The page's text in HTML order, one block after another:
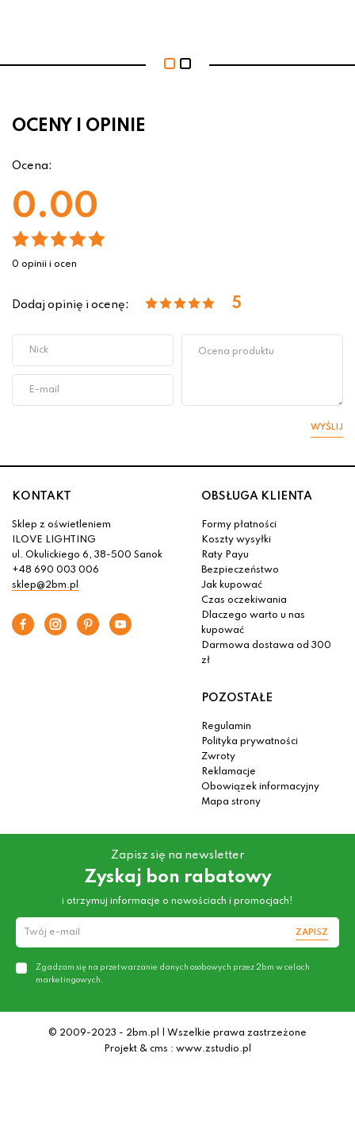
OCENY I OPINIE
Ocena:
0.00
0 opinii i ocen
Dodaj opinię i ocenę: 5
WYŚLIJ
KONTAKT
Sklep z oświetleniem
ILOVE LIGHTING
ul. Okulickiego 6, 38-500 Sanok
+48 690 003 006
sklep@2bm.pl
OBSŁUGA KLIENTA
Formy płatności
Koszty wysyłki
Raty Payu
Bezpieczeństwo
Jak kupować
Czas oczekiwania
Dlaczego warto u nas
kupować
Darmowa dostawa od 300
zł
POZOSTAŁE
Regulamin
Polityka prywatności
Zwroty
Reklamacje
Obowiązek informacyjny
Mapa strony
Zapisz się na newsletter
Zyskaj bon rabatowy
i otrzymuj informacje o nowościach i promocjach!
ZAPISZ
Zgadzam się na przetwarzanie danych osobowych przez 2bm w celach
marketingowych.
© 2009-2023 - 2bm.pl | Wszelkie prawa zastrzeżone
Projekt & cms : www.zstudio.pl